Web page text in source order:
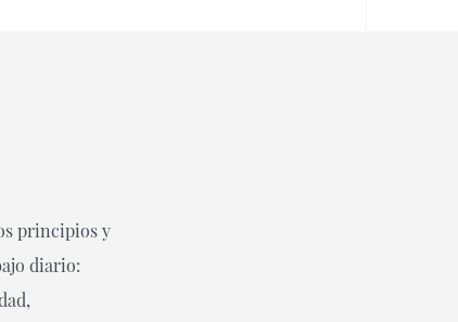
principios y
diario: